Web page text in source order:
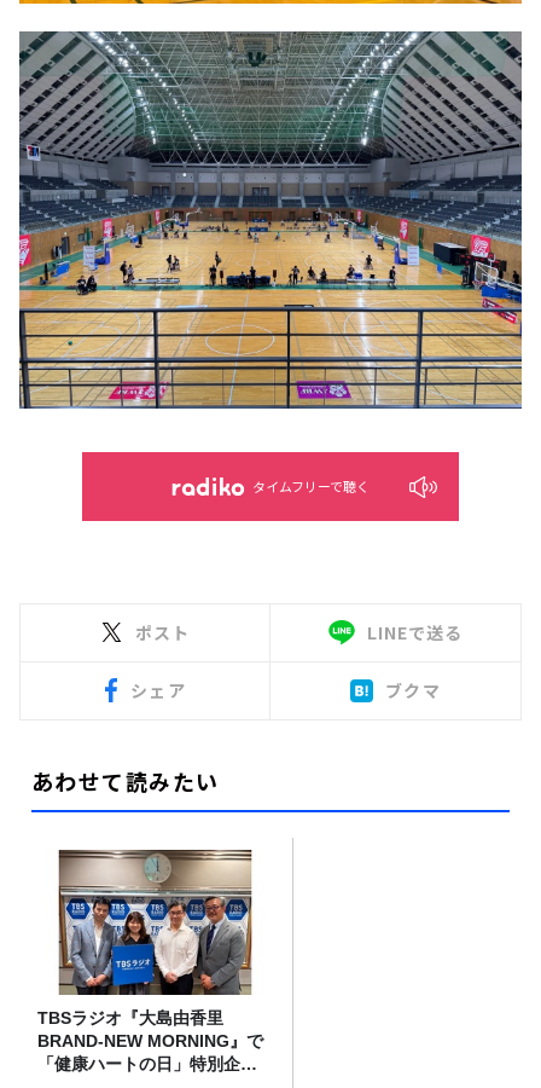
タイムフリーで聴く
ポスト LINEで送る
シェア ブクマ
あわせて読みたい
TBSラジオ『大島由香里
BRAND-NEW MORNING』で
「健康ハートの日」特別企画